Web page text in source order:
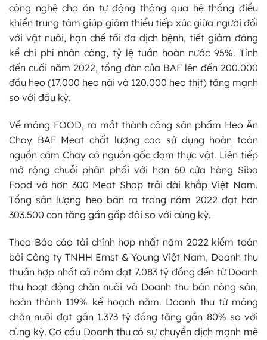
công nghệ cho ăn tự động thông qua hệ thống điều
khiển trung tâm giúp giảm thiểu tiếp xúc giữa người đối
với vật nuôi, hạn chế tối đa dịch bệnh, tiết giảm đáng
kể chi phí nhân công, tỷ lệ tuần hoàn nước 95%. Tính
đến cuối năm 2022, tổng đàn của BAF lên đến 200.000
đầu heo (17.000 heo nái và 120.000 heo thịt) tăng mạnh
so với đầu kỳ.
Về mảng FOOD, ra mắt thành công sản phẩm Heo Ăn
Chay BAF Meat chất lượng cao sử dụng hoàn toàn
nguồn cám Chay có nguồn gốc đạm thực vật. Liên tiếp
mở rộng chuỗi phân phối với hơn 60 cửa hàng Siba
Food và hơn 300 Meat Shop trải dài khắp Việt Nam.
Tổng sản lượng heo bán ra trong năm 2022 đạt hơn
303.500 con tăng gần gấp đôi so với cùng kỳ.
Theo Báo cáo tài chính hợp nhất năm 2022 kiểm toán
bởi Công ty TNHH Ernst & Young Việt Nam, Doanh thu
thuần hợp nhất cả năm đạt 7.083 tỷ đồng đến từ Doanh
thu hoạt động chăn nuôi và Doanh thu bán nông sản,
hoàn thành 119% kế hoạch năm. Doanh thu từ mảng
chăn nuôi đạt gần 1.373 tỷ đồng tăng gần 80% so với
cùng kỳ. Cơ cấu Doanh thu có sự chuyển dịch mạnh mẽ